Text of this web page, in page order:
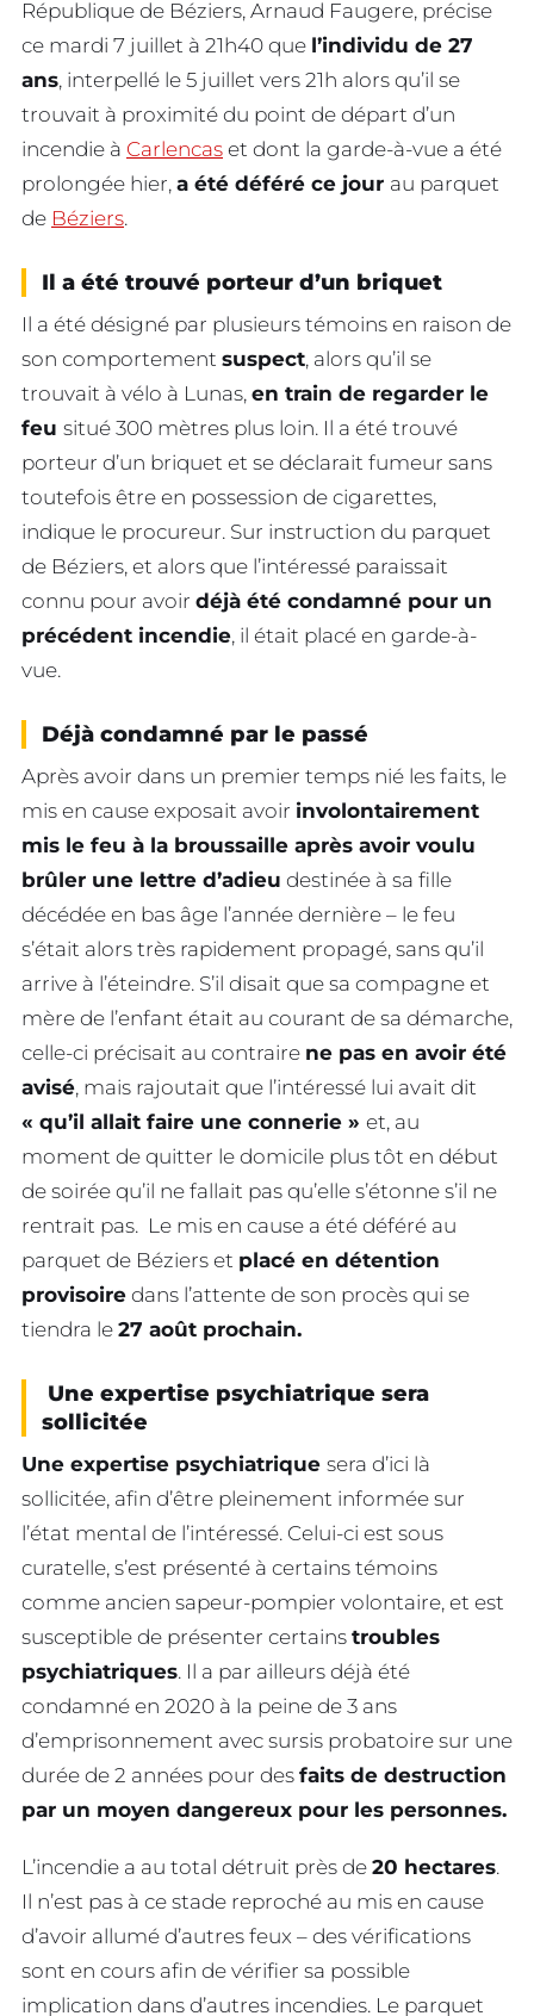
République de Béziers, Arnaud Faugere, précise
ce mardi 7 juillet à 21h40 que l’individu de 27
ans, interpellé le 5 juillet vers 21h alors qu’il se
trouvait à proximité du point de départ d’un
incendie à Carlencas et dont la garde-à-vue a été
prolongée hier, a été déféré ce jour au parquet
de Béziers.
Il a été trouvé porteur d’un briquet
Il a été désigné par plusieurs témoins en raison de
son comportement suspect, alors qu’il se
trouvait à vélo à Lunas, en train de regarder le
feu situé 300 mètres plus loin. Il a été trouvé
porteur d’un briquet et se déclarait fumeur sans
toutefois être en possession de cigarettes,
indique le procureur. Sur instruction du parquet
de Béziers, et alors que l’intéressé paraissait
connu pour avoir déjà été condamné pour un
précédent incendie, il était placé en garde-à-
vue.
Déjà condamné par le passé
Après avoir dans un premier temps nié les faits, le
mis en cause exposait avoir involontairement
mis le feu à la broussaille après avoir voulu
brûler une lettre d’adieu destinée à sa fille
décédée en bas âge l’année dernière – le feu
s’était alors très rapidement propagé, sans qu’il
arrive à l’éteindre. S’il disait que sa compagne et
mère de l’enfant était au courant de sa démarche,
celle-ci précisait au contraire ne pas en avoir été
avisé, mais rajoutait que l’intéressé lui avait dit
« qu’il allait faire une connerie » et, au
moment de quitter le domicile plus tôt en début
de soirée qu’il ne fallait pas qu’elle s’étonne s’il ne
rentrait pas. Le mis en cause a été déféré au
parquet de Béziers et placé en détention
provisoire dans l’attente de son procès qui se
tiendra le 27 août prochain.
Une expertise psychiatrique sera
sollicitée
Une expertise psychiatrique sera d’ici là
sollicitée, afin d’être pleinement informée sur
l’état mental de l’intéressé. Celui-ci est sous
curatelle, s’est présenté à certains témoins
comme ancien sapeur-pompier volontaire, et est
susceptible de présenter certains troubles
psychiatriques. Il a par ailleurs déjà été
condamné en 2020 à la peine de 3 ans
d’emprisonnement avec sursis probatoire sur une
durée de 2 années pour des faits de destruction
par un moyen dangereux pour les personnes.
L’incendie a au total détruit près de 20 hectares.
Il n’est pas à ce stade reproché au mis en cause
d’avoir allumé d’autres feux – des vérifications
sont en cours afin de vérifier sa possible
implication dans d’autres incendies. Le parquet